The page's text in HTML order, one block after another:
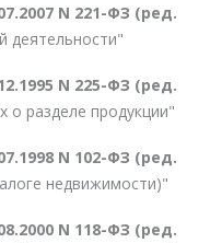
N 221-ФЗ (ред.
деятельности"
N 225-ФЗ (ред.
о разделе продукции"
N 102-ФЗ (ред.
недвижимости)"
N 118-ФЗ (ред.